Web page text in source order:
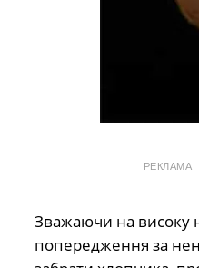
РЕКЛАМА
Зважаючи на високу
попередження за